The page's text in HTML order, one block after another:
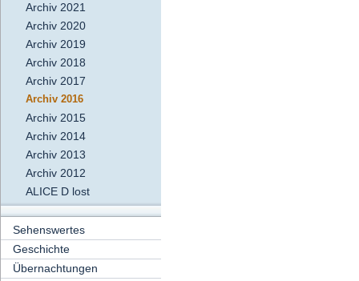
Archiv 2021
Archiv 2020
Archiv 2019
Archiv 2018
Archiv 2017
Archiv 2016
Archiv 2015
Archiv 2014
Archiv 2013
Archiv 2012
ALICE D lost
Sehenswertes
Geschichte
Übernachtungen